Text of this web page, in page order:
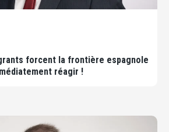
forcent la frontière espagnole
réagir !